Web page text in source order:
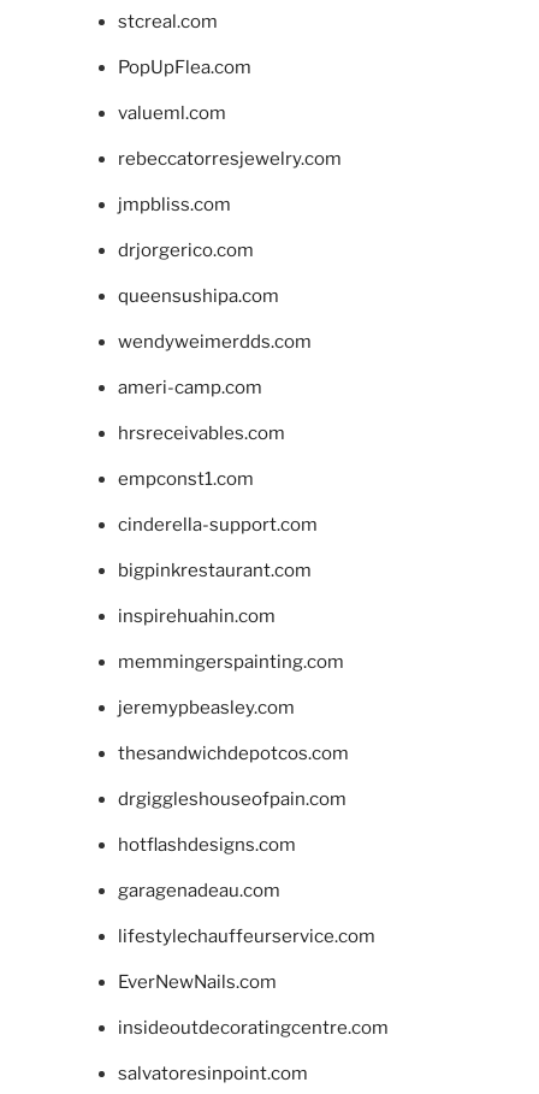
stcreal.com
PopUpFlea.com
valueml.com
rebeccatorresjewelry.com
jmpbliss.com
drjorgerico.com
queensushipa.com
wendyweimerdds.com
ameri-camp.com
hrsreceivables.com
empconst1.com
cinderella-support.com
bigpinkrestaurant.com
inspirehuahin.com
memmingerspainting.com
jeremypbeasley.com
thesandwichdepotcos.com
drgiggleshouseofpain.com
hotflashdesigns.com
garagenadeau.com
lifestylechauffeurservice.com
EverNewNails.com
insideoutdecoratingcentre.com
salvatoresinpoint.com